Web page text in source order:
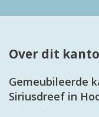
Over dit
Gemeubileerde
Siriusdreef in